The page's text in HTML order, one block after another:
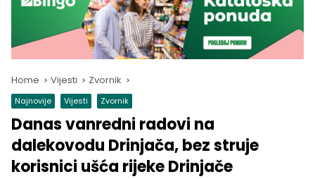
Home Vijesti Zvornik
Najnovije Vijesti Zvornik
Danas vanredni radovi na
dalekovodu Drinjača, bez struje
korisnici ušća rijeke Drinjače